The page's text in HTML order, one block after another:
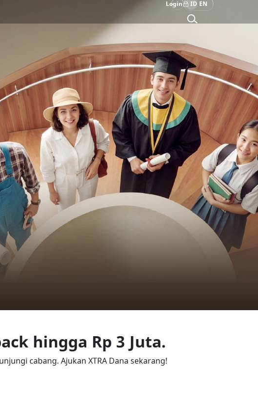
Login ID EN
hingga Rp 3 Juta.
cabang. Ajukan XTRA Dana sekarang!